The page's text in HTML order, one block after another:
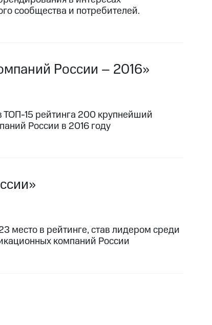
сообщества и потребителей.
России – 2016»
15 рейтинга 200 крупнейший
России в 2016 году
место в рейтинге, став лидером среди
компаний России